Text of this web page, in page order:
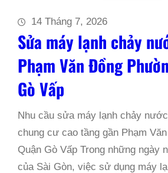
14 Tháng 7, 2026
Sửa máy lạnh chảy
Phạm Văn Đồng
Gò Vấp
Nhu cầu sửa máy lạnh chảy
chung cư cao tầng gần Phạm
Quận Gò Vấp Trong những ngày
của Sài Gòn, việc sử dụng máy